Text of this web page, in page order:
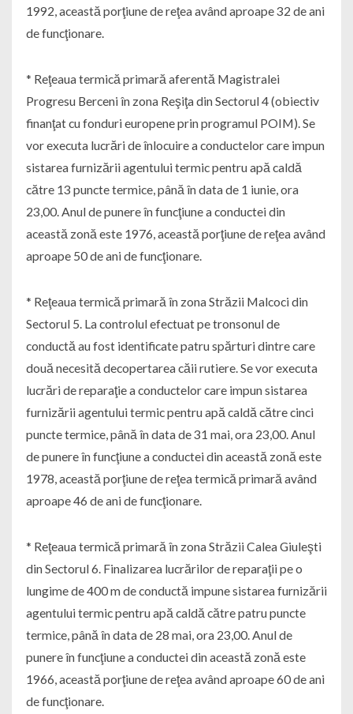
1992, această porţiune de reţea având aproape 32 de ani
de funcţionare.
* Reţeaua termică primară aferentă Magistralei
Progresu Berceni în zona Reşiţa din Sectorul 4 (obiectiv
finanţat cu fonduri europene prin programul POIM). Se
vor executa lucrări de înlocuire a conductelor care impun
sistarea furnizării agentului termic pentru apă caldă
către 13 puncte termice, până în data de 1 iunie, ora
23,00. Anul de punere în funcţiune a conductei din
această zonă este 1976, această porţiune de reţea având
aproape 50 de ani de funcţionare.
* Reţeaua termică primară în zona Străzii Malcoci din
Sectorul 5. La controlul efectuat pe tronsonul de
conductă au fost identificate patru spărturi dintre care
două necesită decopertarea căii rutiere. Se vor executa
lucrări de reparaţie a conductelor care impun sistarea
furnizării agentului termic pentru apă caldă către cinci
puncte termice, până în data de 31 mai, ora 23,00. Anul
de punere în funcţiune a conductei din această zonă este
1978, această porţiune de reţea termică primară având
aproape 46 de ani de funcţionare.
* Reţeaua termică primară în zona Străzii Calea Giuleşti
din Sectorul 6. Finalizarea lucrărilor de reparaţii pe o
lungime de 400 m de conductă impune sistarea furnizării
agentului termic pentru apă caldă către patru puncte
termice, până în data de 28 mai, ora 23,00. Anul de
punere în funcţiune a conductei din această zonă este
1966, această porţiune de reţea având aproape 60 de ani
de funcţionare.